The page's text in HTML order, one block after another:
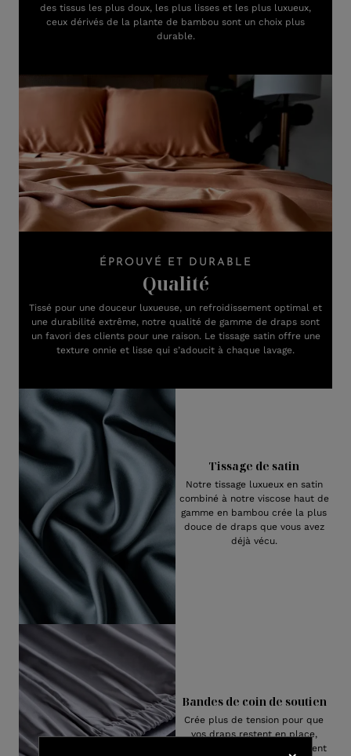
des tissus les plus doux, les plus lisses et les plus luxueux,
ceux dérivés de la plante de bambou sont un choix plus
durable.
ÉPROUVÉ ET DURABLE
Qualité
Tissé pour une douceur luxueuse, un refroidissement optimal et
une durabilité extrême, notre qualité de gamme de draps sont
un favori des clients pour une raison. Le tissage satin offre une
texture onnie et lisse qui s’adoucit à chaque lavage.
Tissage de satin
Notre tissage luxueux en satin
combiné à notre viscose haut de
gamme en bambou crée la plus
douce de draps que vous avez
déjà vécu.
Bandes de coin de soutien
Crée plus de tension pour que
vos draps restent en place,
assurant le meilleur ajustement